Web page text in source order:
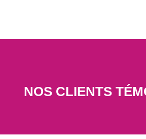
NOS CLIENTS